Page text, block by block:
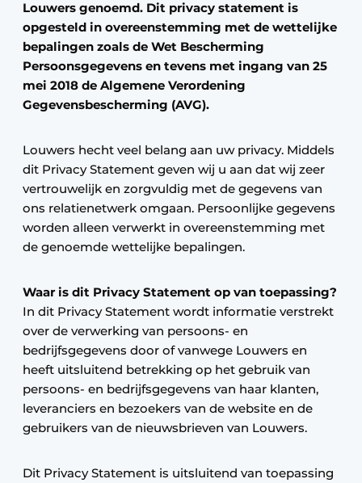
Louwers genoemd. Dit privacy statement is
opgesteld in overeenstemming met de wettelijke
bepalingen zoals de Wet Bescherming
Persoonsgegevens en tevens met ingang van 25
mei 2018 de Algemene Verordening
Gegevensbescherming (AVG).
Louwers hecht veel belang aan uw privacy. Middels
dit Privacy Statement geven wij u aan dat wij zeer
vertrouwelijk en zorgvuldig met de gegevens van
ons relatienetwerk omgaan. Persoonlijke gegevens
worden alleen verwerkt in overeenstemming met
de genoemde wettelijke bepalingen.
Waar is dit Privacy Statement op van toepassing?
In dit Privacy Statement wordt informatie verstrekt
over de verwerking van persoons- en
bedrijfsgegevens door of vanwege Louwers en
heeft uitsluitend betrekking op het gebruik van
persoons- en bedrijfsgegevens van haar klanten,
leveranciers en bezoekers van de website en de
gebruikers van de nieuwsbrieven van Louwers.
Dit Privacy Statement is uitsluitend van toepassing